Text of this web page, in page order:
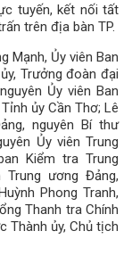
tuyến, kết nối tất
trên địa bàn TP.
Mạnh, Ủy viên Ban
Trưởng đoàn đại
Ủy viên Ban
ủy Cần Thơ; Lê
nguyên Bí thư
Ủy viên Trung
Kiểm tra Trung
Trung ương Đảng,
Phong Tranh,
Thanh tra Chính
Thành ủy, Chủ tịch